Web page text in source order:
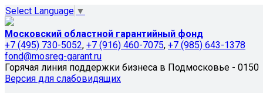
Select Language ▼
Московский областной гарантийный фонд
+7 (495) 730-5052, +7 (916) 460-7075, +7 (985) 643-1378
fond@mosreg-garant.ru
Горячая линия поддержки бизнеса в Подмосковье - 0150
Версия для слабовидящих